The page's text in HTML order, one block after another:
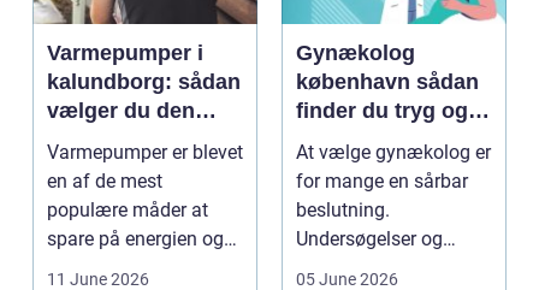
Varmepumper i
kalundborg: sådan
vælger du den
rigtige løsning
Varmepumper er blevet
en af de mest
populære måder at
spare på energien og
få et bedre indeklima
11 June 2026
Gynækolog
københavn sådan
finder du tryg og
professionel hjælp
At vælge gynækolog er
for mange en sårbar
beslutning.
Undersøgelser og
behandlinger foregår i
05 June 2026